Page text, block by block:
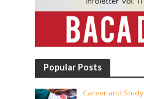
Popular Posts
Career and Study